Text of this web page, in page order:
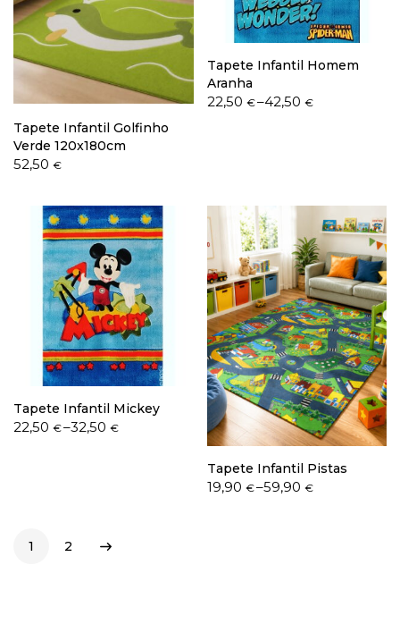
Tapete Infantil Golfinho
Verde 120x180cm
52,50 €
Tapete Infantil Homem
Aranha
22,50 €–42,50 €
Price
Tapete Infantil Mickey
22,50 €–32,50€
Price
Tapete Infantil Pistas
19,90 €–59,90 €
Price
1 2